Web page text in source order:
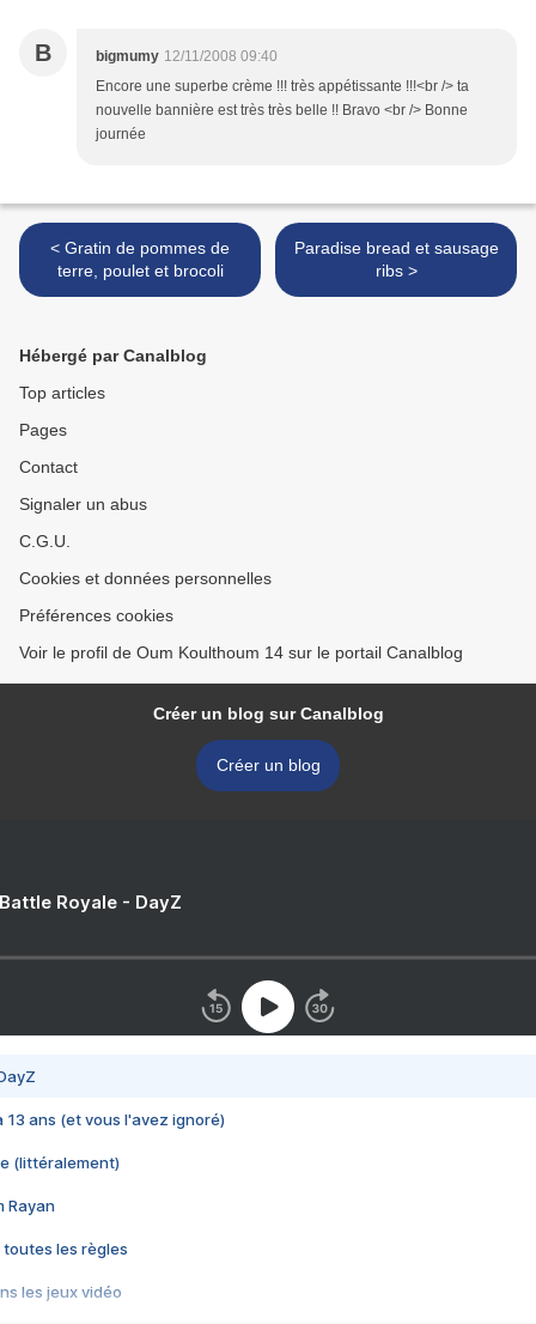
B bigmumy 12/11/2008 09:40
Encore une superbe crème !!! très appétissante !!!<br /> ta
nouvelle bannière est très très belle !! Bravo <br /> Bonne
journée
< Gratin de pommes de
terre, poulet et brocoli
Paradise bread et sausage
ribs >
Hébergé par Canalblog
Top articles
Pages
Contact
Signaler un abus
C.G.U.
Cookies et données personnelles
Préférences cookies
Voir le profil de Oum Koulthoum 14 sur le portail Canalblog
Créer un blog sur Canalblog
Créer un blog
Royale - DayZ
13 ans (et vous l'avez ignoré)
(littéralement)
Rayan
toutes les règles
les jeux vidéo